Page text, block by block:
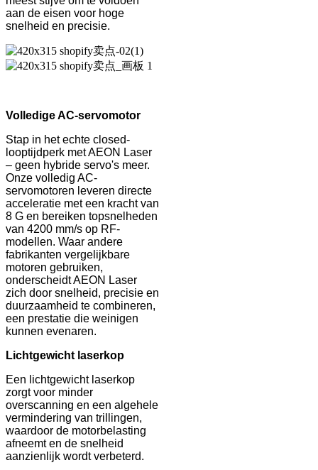
aan de eisen voor hoge
snelheid en precisie.
Volledige AC-servomotor
Stap in het echte closed-
looptijdperk met AEON Laser
– geen hybride servo's meer.
Onze volledig AC-
servomotoren leveren directe
acceleratie met een kracht van
8 G en bereiken topsnelheden
van 4200 mm/s op RF-
modellen. Waar andere
fabrikanten vergelijkbare
motoren gebruiken,
onderscheidt AEON Laser
zich door snelheid, precisie en
duurzaamheid te combineren,
een prestatie die weinigen
kunnen evenaren.
Lichtgewicht laserkop
Een lichtgewicht laserkop
zorgt voor minder
overscanning en een algehele
vermindering van trillingen,
waardoor de motorbelasting
afneemt en de snelheid
aanzienlijk wordt verbeterd.